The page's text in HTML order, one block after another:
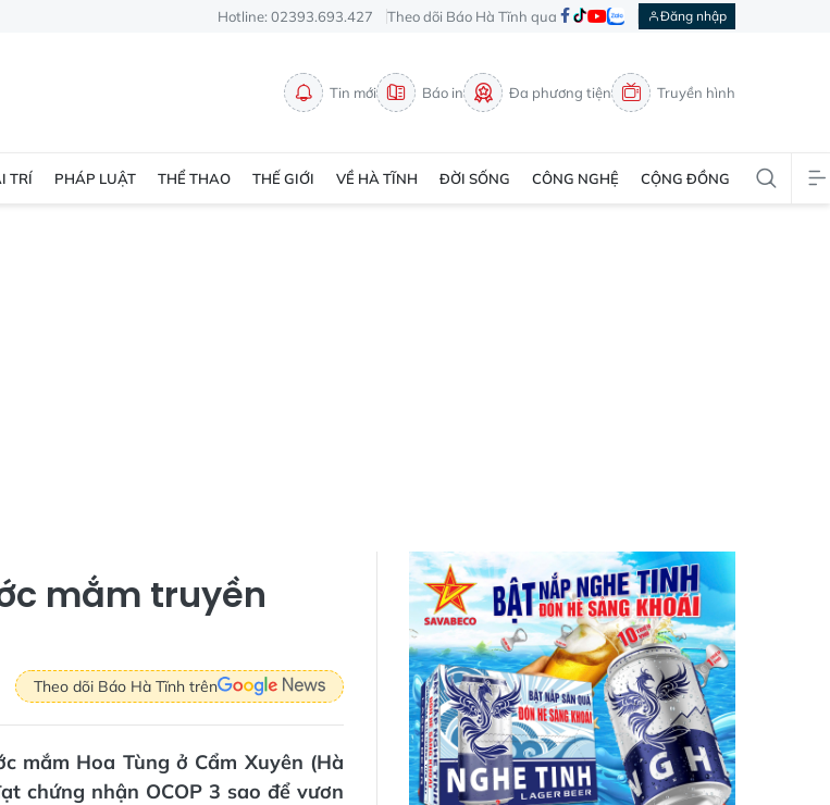
Hotline: 02393.693.427 Theo dõi Báo Hà Tĩnh qua Đăng nhập
Tin mới Báo in Đa phương tiện Truyền hình
TRÍ PHÁP LUẬT THỂ THAO THẾ GIỚI VỀ HÀ TĨNH ĐỜI SỐNG CÔNG NGHỆ CỘNG ĐỒNG
mắm truyền
Theo dõi Báo Hà Tĩnh trên
mắm Hoa Tùng ở Cẩm Xuyên (Hà
chứng nhận OCOP 3 sao để vươn